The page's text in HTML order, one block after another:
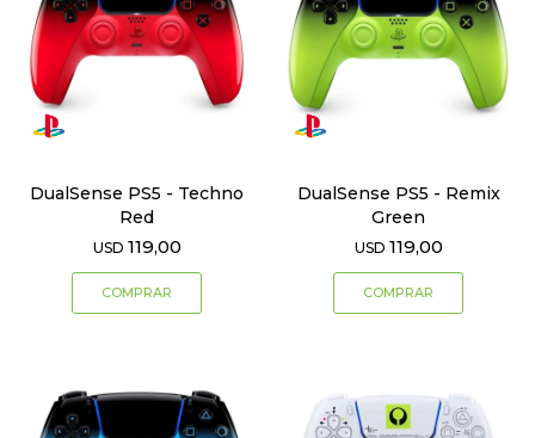
DualSense PS5 - Techno
Red
USD 119,00
DualSense PS5 - Remix
Green
USD 119,00